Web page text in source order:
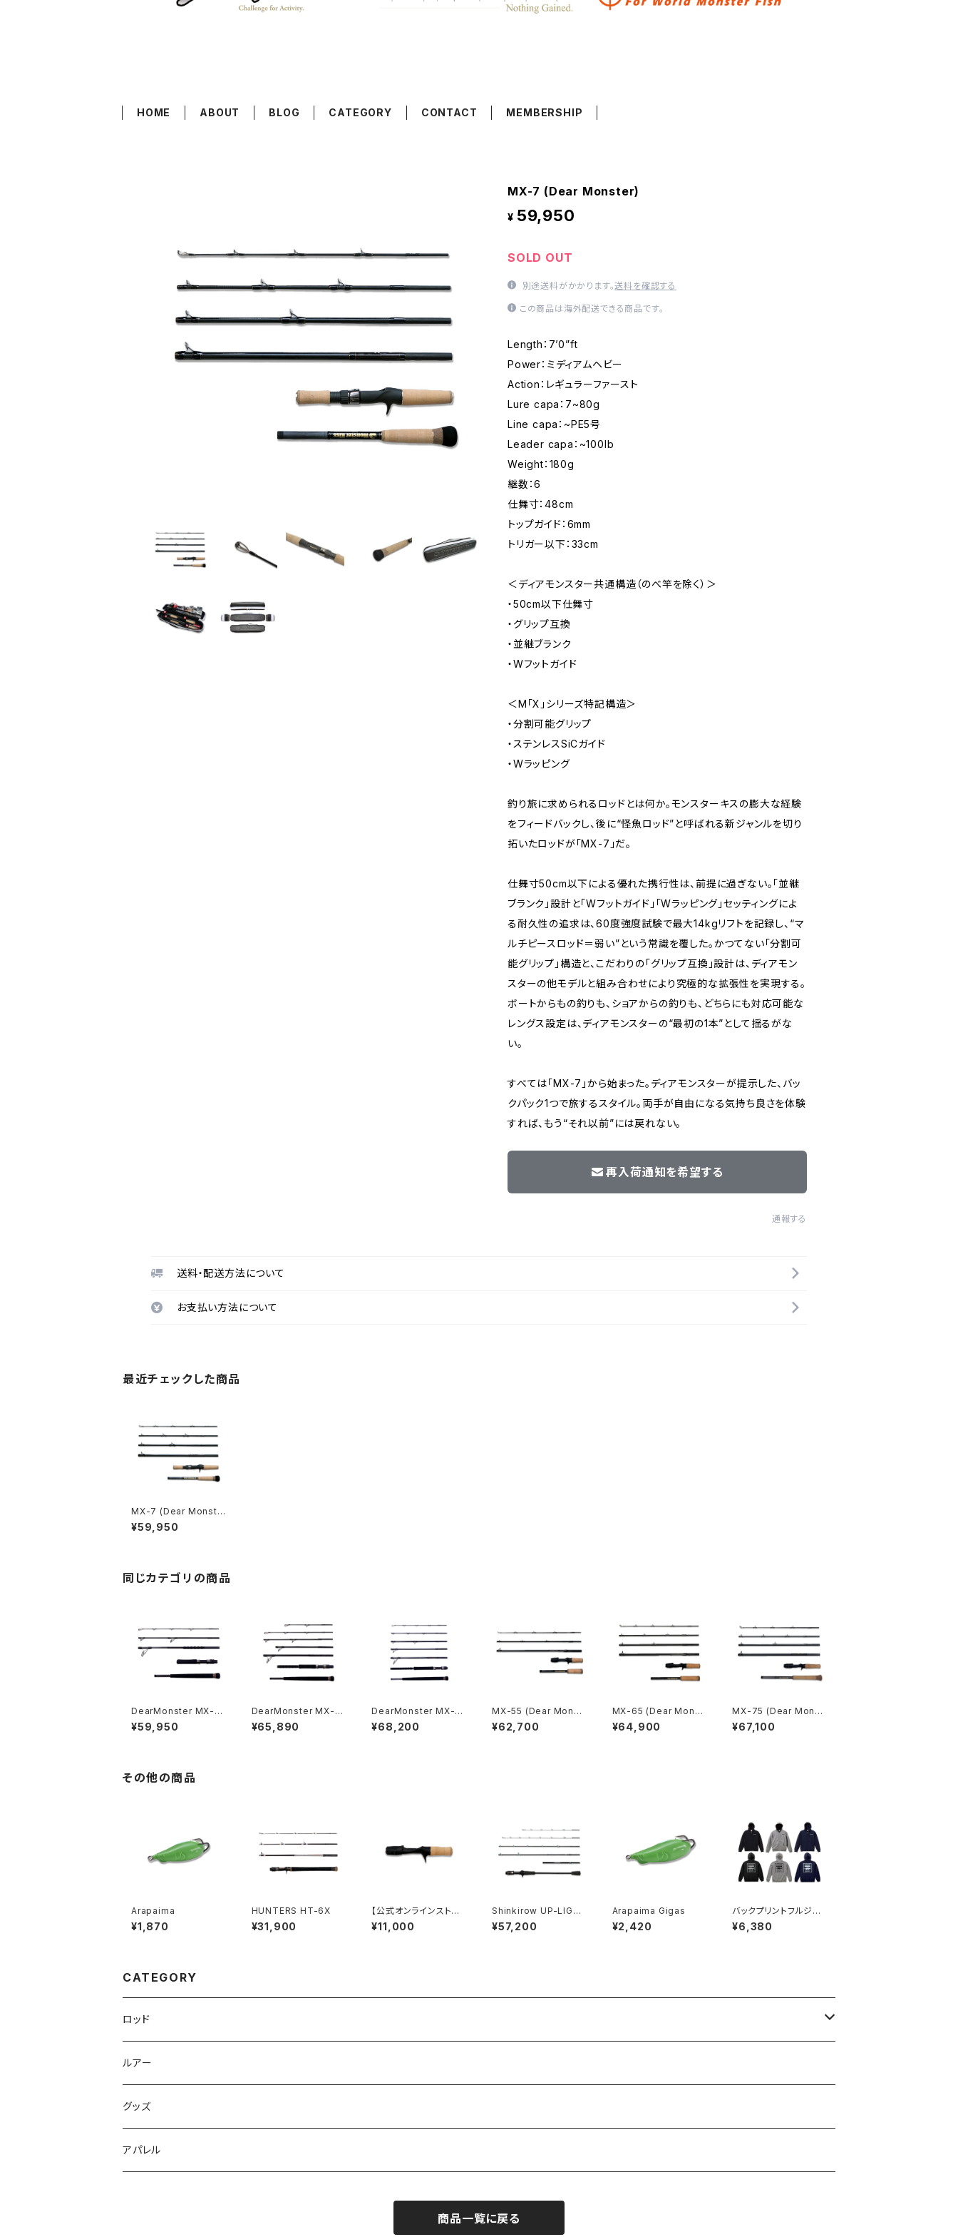
HOME ABOUT BLOG CATEGORY CONTACT MEMBERSHIP
MX-7 (Dear Monster)
¥ 59,950
SOLD OUT
別途送料がかかります。送料を確認する
この商品は海外配送できる商品です。
Length：7’0”ft
Power：ミディアムヘビー
Action：レギュラーファースト
Lure capa：7~80g
Line capa：~PE5号
Leader capa：~100lb
Weight：180g
継数：6
仕舞寸：48cm
トップガイド：6mm
トリガー以下：33cm
＜ディアモンスター共通構造（のべ竿を除く）＞
・50cm以下仕舞寸
・グリップ互換
・並継ブランク
・Wフットガイド
＜M「X」シリーズ特記構造＞
・分割可能グリップ
・ステンレスSiCガイド
・Wラッピング
釣り旅に求められるロッドとは何か。モンスターキスの膨大な経験
をフィードバックし、後に“怪魚ロッド”と呼ばれる新ジャンルを切り
拓いたロッドが「MX-7」だ。
仕舞寸50cm以下による優れた携行性は、前提に過ぎない。「並継
ブランク」設計と「Wフットガイド」「Wラッピング」セッティングによ
る耐久性の追求は、60度強度試験で最大14kgリフトを記録し、“マ
ルチピースロッド＝弱い”という常識を覆した。かつてない「分割可
能グリップ」構造と、こだわりの「グリップ互換」設計は、ディアモン
スターの他モデルと組み合わせにより究極的な拡張性を実現する。
ボートからもの釣りも、ショアからの釣りも、どちらにも対応可能な
レングス設定は、ディアモンスターの“最初の1本”として揺るがな
い。
すべては「MX-7」から始まった。ディアモンスターが提示した、バッ
クパック1つで旅するスタイル。両手が自由になる気持ち良さを体験
すれば、もう“それ以前”には戻れない。
再入荷通知を希望する
通報する
送料・配送方法について
お支払い方法について
最近チェックした商品
MX-7 (Dear Monste
r)
¥59,950
同じカテゴリの商品
DearMonster MX-6
SW
¥59,950
DearMonster MX-8
SW
¥65,890
DearMonster MX-10
SW
¥68,200
MX-55 (Dear Monst
er)
¥62,700
MX-65 (Dear Monst
er)
¥64,900
MX-75 (Dear Monst
er)
¥67,100
その他の商品
Arapaima
¥1,870
HUNTERS HT-6X
¥31,900
【公式オンラインストア
限定製品】MX-FG19/P
U17 (Dear Monster)
¥11,000
Shinkirow UP-LIGH
T 55///65ULV
¥57,200
Arapaima Gigas
¥2,420
バックプリントフルジッ
プパーカー
¥6,380
CATEGORY
ロッド
Dear Monster
Dear Monster GIGAS
Dear Monster Option Parts
ルアー
グッズ
アパレル
商品一覧に戻る